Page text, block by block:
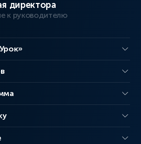
директора
к руководителю